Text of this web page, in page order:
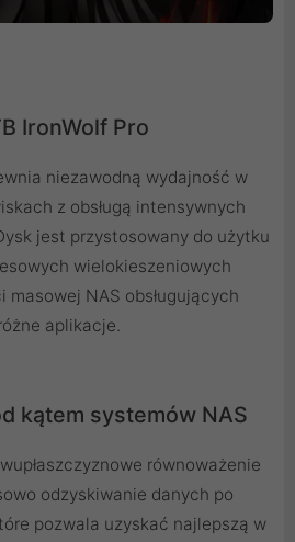
IronWolf Pro
niezawodną wydajność w
z obsługą intensywnych
jest przystosowany do użytku
wielokieszeniowych
NAS obsługujących
aplikacje.
kątem systemów NAS
równoważenie
odzyskiwanie danych po
pozwala uzyskać najlepszą w